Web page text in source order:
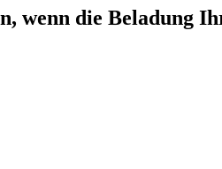
wenn die Beladung